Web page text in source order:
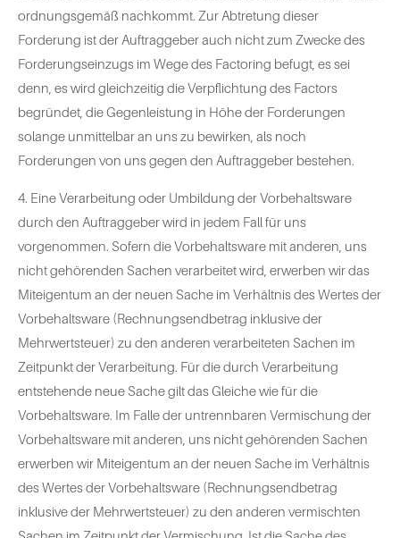
ordnungsgemäß nachkommt. Zur Abtretung dieser
Forderung ist der Auftraggeber auch nicht zum Zwecke des
Forderungseinzugs im Wege des Factoring befugt, es sei
denn, es wird gleichzeitig die Verpflichtung des Factors
begründet, die Gegenleistung in Höhe der Forderungen
solange unmittelbar an uns zu bewirken, als noch
Forderungen von uns gegen den Auftraggeber bestehen.
4. Eine Verarbeitung oder Umbildung der Vorbehaltsware
durch den Auftraggeber wird in jedem Fall für uns
vorgenommen. Sofern die Vorbehaltsware mit anderen, uns
nicht gehörenden Sachen verarbeitet wird, erwerben wir das
Miteigentum an der neuen Sache im Verhältnis des Wertes der
Vorbehaltsware (Rechnungsendbetrag inklusive der
Mehrwertsteuer) zu den anderen verarbeiteten Sachen im
Zeitpunkt der Verarbeitung. Für die durch Verarbeitung
entstehende neue Sache gilt das Gleiche wie für die
Vorbehaltsware. Im Falle der untrennbaren Vermischung der
Vorbehaltsware mit anderen, uns nicht gehörenden Sachen
erwerben wir Miteigentum an der neuen Sache im Verhältnis
des Wertes der Vorbehaltsware (Rechnungsendbetrag
inklusive der Mehrwertsteuer) zu den anderen vermischten